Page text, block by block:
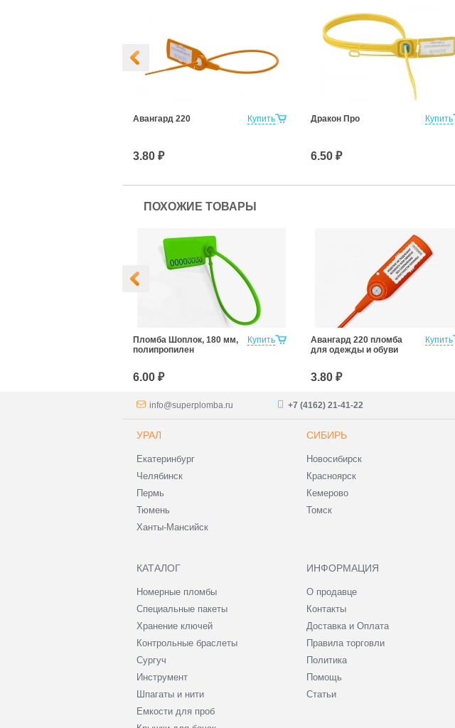
Купить
Авангард 220
3.80 ₽
Купить
Дракон Про
6.50 ₽
ПОХОЖИЕ ТОВАРЫ
Купить
Пломба Шоплок, 180 мм,
полипропилен
6.00 ₽
Купить
Авангард 220 пломба
для одежды и обуви
3.80 ₽
info@superplomba.ru +7 (4162) 21-41-22
УРАЛ
Екатеринбург
Челябинск
Пермь
Тюмень
Ханты-Мансийск
СИБИРЬ
Новосибирск
Красноярск
Кемерово
Томск
КАТАЛОГ
Номерные пломбы
Специальные пакеты
Хранение ключей
Контрольные браслеты
Сургуч
Инструмент
Шпагаты и нити
Емкости для проб
ИНФОРМАЦИЯ
О продавце
Контакты
Доставка и Оплата
Правила торговли
Политика
Помощь
Статьи